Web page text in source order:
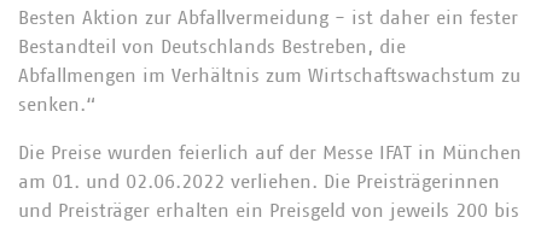
Besten Aktion zur Abfallvermeidung - ist daher ein fester
Bestandteil von Deutschlands Bestreben, die
Abfallmengen im Verhältnis zum Wirtschaftswachstum zu
senken.“
Die Preise wurden feierlich auf der Messe IFAT in München
am 01. und 02.06.2022 verliehen. Die Preisträgerinnen
und Preisträger erhalten ein Preisgeld von jeweils 200 bis